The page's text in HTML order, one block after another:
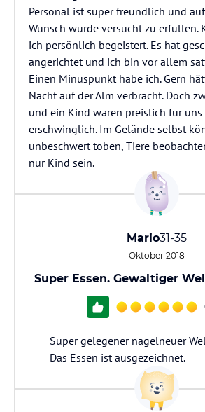
Personal ist super freundlich und
Wunsch wurde versucht zu erfüllen.
ich persönlich begeistert. Es hat
angerichtet und ich bin vor allem
Einen Minuspunkt habe ich. Gern
Nacht auf der Alm verbracht. Doch
und ein Kind waren preislich für
erschwinglich. Im Gelände selbst
unbeschwert toben, Tiere
nur Kind sein.
Mario31-35
Oktober 2018
Super Essen. Gewaltiger
Super gelegener nagelneuer
Das Essen ist ausgezeichnet.